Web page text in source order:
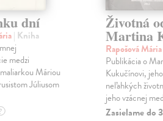
dní
| Kniha
medzi
Máriou
Júliusom
?
Životná
Martina
Rapošová Mária
Publikácia o
Kukučínovi,
neľahkých
jeho vzácnej
Zasielame do